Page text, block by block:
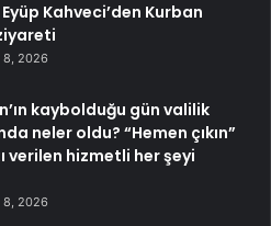
Kahveci’den Kurban
8, 2026
kaybolduğu gün valilik
neler oldu? “Hemen çıkın”
verilen hizmetli her şeyi
8, 2026